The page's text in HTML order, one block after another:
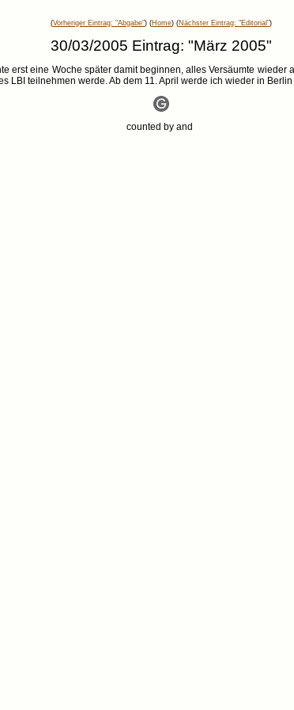
(Vorheriger Eintrag: "Abgabe") (Home) (Nächster Eintrag: "Editorial")
30/03/2005 Eintrag: "März 2005"
erst eine Woche später damit beginnen, alles Versäumte
LBI teilnehmen werde. Ab dem 11. April werde ich wieder in
counted by and